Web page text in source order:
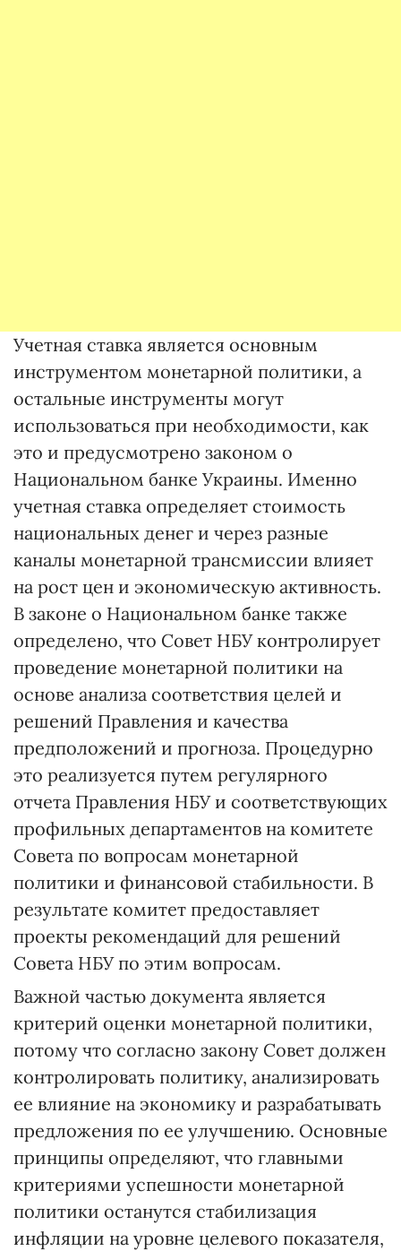
Учетная ставка является основным
инструментом монетарной политики, а
остальные инструменты могут
использоваться при необходимости, как
это и предусмотрено законом о
Национальном банке Украины. Именно
учетная ставка определяет стоимость
национальных денег и через разные
каналы монетарной трансмиссии влияет
на рост цен и экономическую активность.
В законе о Национальном банке также
определено, что Совет НБУ контролирует
проведение монетарной политики на
основе анализа соответствия целей и
решений Правления и качества
предположений и прогноза. Процедурно
это реализуется путем регулярного
отчета Правления НБУ и соответствующих
профильных департаментов на комитете
Совета по вопросам монетарной
политики и финансовой стабильности. В
результате комитет предоставляет
проекты рекомендаций для решений
Совета НБУ по этим вопросам.
Важной частью документа является
критерий оценки монетарной политики,
потому что согласно закону Совет должен
контролировать политику, анализировать
ее влияние на экономику и разрабатывать
предложения по ее улучшению. Основные
принципы определяют, что главными
критериями успешности монетарной
политики останутся стабилизация
инфляции на уровне целевого показателя,